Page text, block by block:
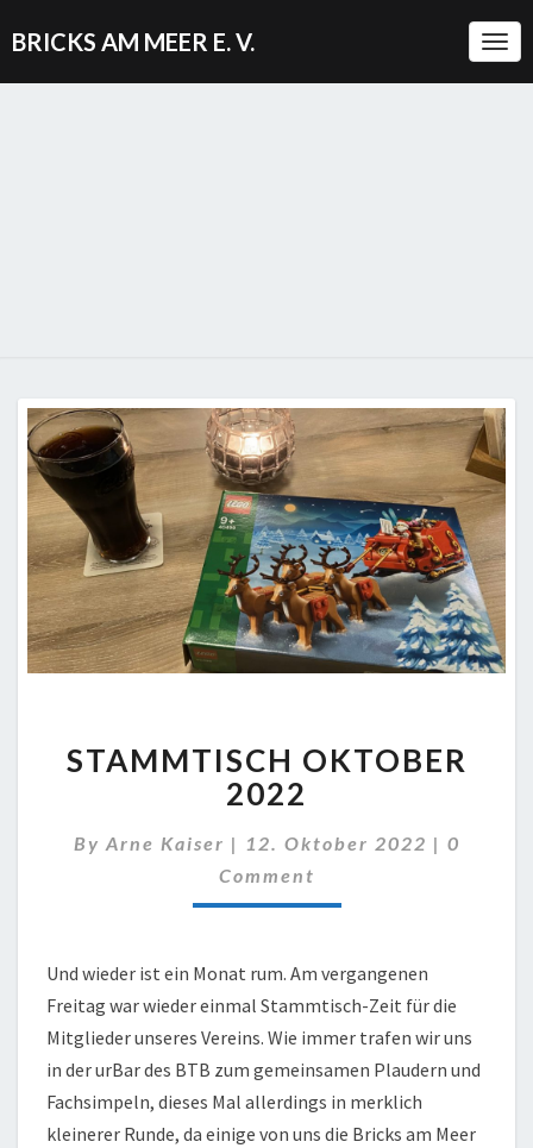
BRICKS AM MEER E. V.
OKTOBER
2022
STAMMTISCH OKTOBER
2022
By Arne Kaiser | 12. Oktober 2022 | 0
Comment
Und wieder ist ein Monat rum. Am vergangenen
Freitag war wieder einmal Stammtisch-Zeit für die
Mitglieder unseres Vereins. Wie immer trafen wir uns
in der urBar des BTB zum gemeinsamen Plaudern und
Fachsimpeln, dieses Mal allerdings in merklich
kleinerer Runde, da einige von uns die Bricks am Meer